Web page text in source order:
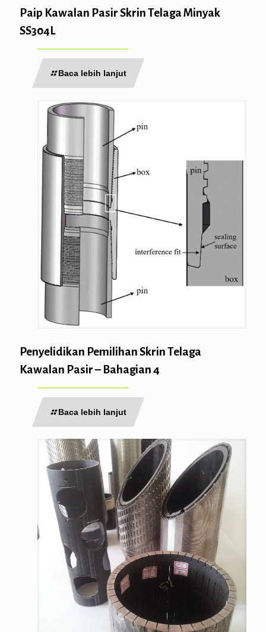
Paip Kawalan Pasir Skrin Telaga Minyak
SS304L
Baca lebih lanjut
Penyelidikan Pemilihan Skrin Telaga
Kawalan Pasir – Bahagian 4
Baca lebih lanjut